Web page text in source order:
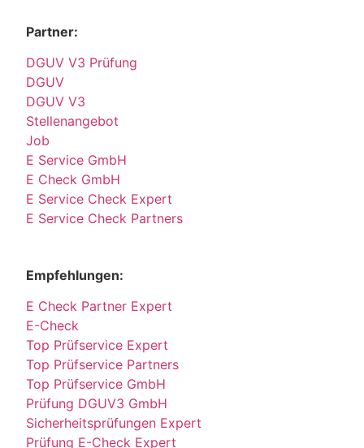
Partner:
DGUV V3 Prüfung
DGUV
DGUV V3
Stellenangebot
Job
E Service GmbH
E Check GmbH
E Service Check Expert
E Service Check Partners
Empfehlungen:
E Check Partner Expert
E-Check
Top Prüfservice Expert
Top Prüfservice Partners
Top Prüfservice GmbH
Prüfung DGUV3 GmbH
Sicherheitsprüfungen Expert
Prüfung E-Check Expert